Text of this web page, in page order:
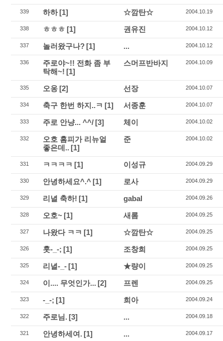
339 하하[1] ☆깜탄☆ 2004.10.19
338 ㅎㅎㅎ [1] 권유진 2004.10.12
337 놀러왔구나? [1] ... 2004.10.12
336
주로야~!! 전화 좀 부
탁해~! [1]
스머프반바지 2004.10.09
335 오옹 [2] 선장 2004.10.07
334 축구 한번 하지..ㅋ [1] 서종훈 2004.10.07
333 주로 안냥... ^^/ [3] 체이 2004.10.02
332
오호 홈피가 리뉴얼
좋은데.. [1]
준 2004.10.02
331 ㅋㅋㅋㅋ [1] 이성규 2004.09.29
330 안녕하세요^.^ [1] 로사 2004.09.29
329 리녈 축하! [1] gabal 2004.09.26
328 오호~ [1] 새롬 2004.09.25
327 나왔다 ㅋㅋ [1] ☆깜탄☆ 2004.09.25
326 훗-_-; [1] 조창희 2004.09.25
325 리녈-_- [1] ★량이 2004.09.25
324 이.... 무엇인가... [2] 프렌 2004.09.25
323 -_-; [1] 희아 2004.09.24
322 주로님. [3] ... 2004.09.18
321 안녕하세여. [1] ... 2004.09.17